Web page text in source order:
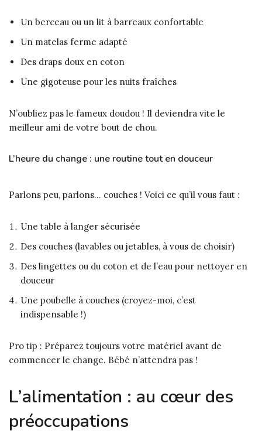
Un berceau ou un lit à barreaux confortable
Un matelas ferme adapté
Des draps doux en coton
Une gigoteuse pour les nuits fraîches
N’oubliez pas le fameux doudou ! Il deviendra vite le
meilleur ami de votre bout de chou.
L’heure du change : une routine tout en douceur
Parlons peu, parlons… couches ! Voici ce qu’il vous faut :
Une table à langer sécurisée
Des couches (lavables ou jetables, à vous de choisir)
Des lingettes ou du coton et de l’eau pour nettoyer en
douceur
Une poubelle à couches (croyez-moi, c’est
indispensable !)
Pro tip : Préparez toujours votre matériel avant de
commencer le change. Bébé n’attendra pas !
L’alimentation : au cœur des
préoccupations